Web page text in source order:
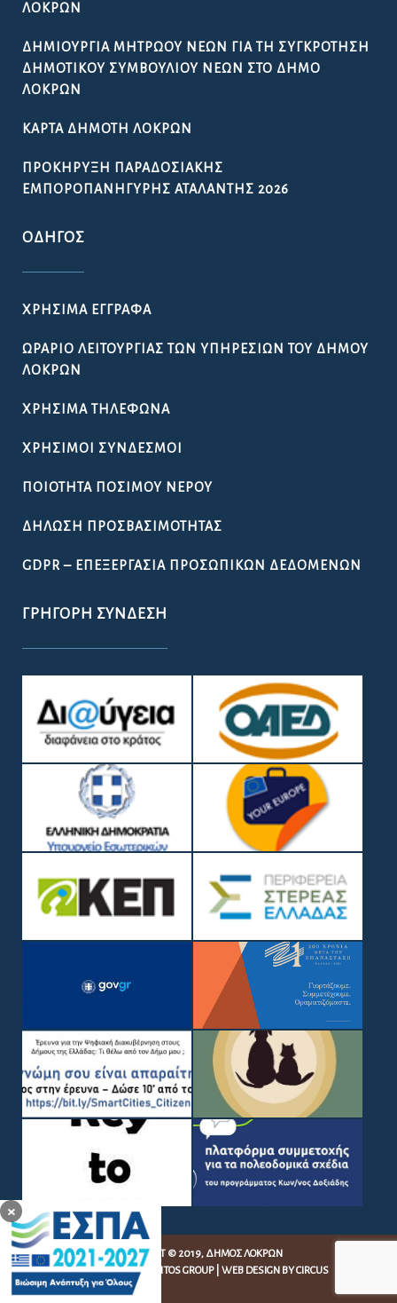
×
ΛΟΚΡΏΝ
ΔΗΜΙΟΥΡΓΊΑ ΜΗΤΡΏΟΥ ΝΈΩΝ ΓΙΑ ΤΗ ΣΥΓΚΡΌΤΗΣΗ
ΔΗΜΟΤΙΚΟΎ ΣΥΜΒΟΥΛΊΟΥ ΝΈΩΝ ΣΤΟ ΔΉΜΟ
ΛΟΚΡΏΝ
ΚΆΡΤΑ ΔΗΜΌΤΗ ΛΟΚΡΏΝ
ΠΡΟΚΉΡΥΞΗ ΠΑΡΑΔΟΣΙΑΚΉΣ
ΕΜΠΟΡΟΠΑΝΉΓΥΡΗΣ ΑΤΑΛΆΝΤΗΣ 2026
ΟΔΗΓΌΣ
ΧΡΉΣΙΜΑ ΈΓΓΡΑΦΑ
ΩΡΆΡΙΟ ΛΕΙΤΟΥΡΓΊΑΣ ΤΩΝ ΥΠΗΡΕΣΙΏΝ ΤΟΥ ΔΉΜΟΥ
ΛΟΚΡΏΝ
ΧΡΉΣΙΜΑ ΤΗΛΈΦΩΝΑ
ΧΡΉΣΙΜΟΙ ΣΎΝΔΕΣΜΟΙ
ΠΟΙΌΤΗΤΑ ΠΌΣΙΜΟΥ ΝΕΡΟΎ
ΔΉΛΩΣΗ ΠΡΟΣΒΑΣΙΜΌΤΗΤΑΣ
GDPR – ΕΠΕΞΕΡΓΑΣΙΑ ΠΡΟΣΩΠΙΚΩΝ ΔΕΔΟΜΕΝΩΝ
ΓΡΉΓΟΡΗ ΣΎΝΔΕΣΗ
COPYRIGHT © 2019, ΔΉΜΟΣ ΛΟΚΡΏΝ
WEB DEVELOPMENT BY
EGRITOS GROUP| WEB DESIGN BY CIRCUS
DESIGN STUDIO